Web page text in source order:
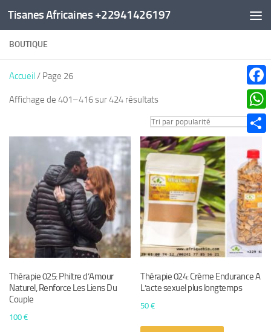
Au dessous du contenu
Tisanes Africaines +22941426197
BOUTIQUE
Accueil/ Page 26
Affichage de 401–416 sur 424 résultatsTrié
par
popularité
Thérapie 025: Philtre d’Amour
Naturel, Renforce Les Liens Du
Couple
100 €
Thérapie 024: Crème Endurance A
L’acte sexuel plus longtemps
50€